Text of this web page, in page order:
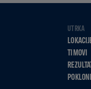
UTRKA
TIMOVI